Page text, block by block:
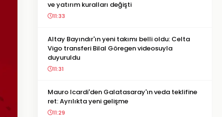
ve yatırım kuralları değişti
11:33
Altay Bayındır'ın yeni takımı belli oldu: Celta
Vigo transferi Bilal Göregen videosuyla
duyuruldu
11:31
Mauro Icardi'den Galatasaray'ın veda teklifine
ret: Ayrılıkta yeni gelişme
11:29